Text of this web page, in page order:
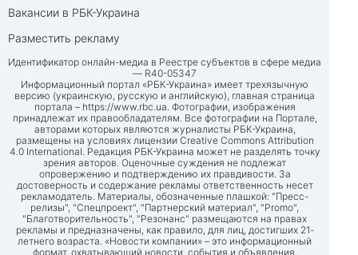
Вакансии в РБК-Украина
Разместить рекламу
Идентификатор онлайн-медиа в Реестре субъектов в сфере медиа
— R40-05347
Информационный портал «РБК-Украина» имеет трехязычную
версию (украинскую, русскую и английскую), главная страница
портала – https://www.rbc.ua. Фотографии, изображения
принадлежат их правообладателям. Все фотографии на Портале,
авторами которых являются журналисты РБК-Украина,
размещены на условиях лицензии Creative Commons Attribution
4.0 International. Редакция РБК-Украина может не разделять точку
зрения авторов. Оценочные суждения не подлежат
опровержению и подтверждению их правдивости. За
достоверность и содержание рекламы ответственность несет
рекламодатель. Материалы, обозначенные плашкой: "Пресс-
релизы", "Спецпроект", "Партнерский материал", "Promo",
"Благотворительность", "Резонанс" размещаются на правах
рекламы и предназначены, как правило, для лиц, достигших 21-
летнего возраста. «Новости компании» – это информационный
формат, охватывающий новости, события и объявления,